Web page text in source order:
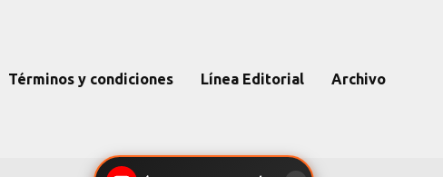
Términos y condiciones Línea Editorial Archivo